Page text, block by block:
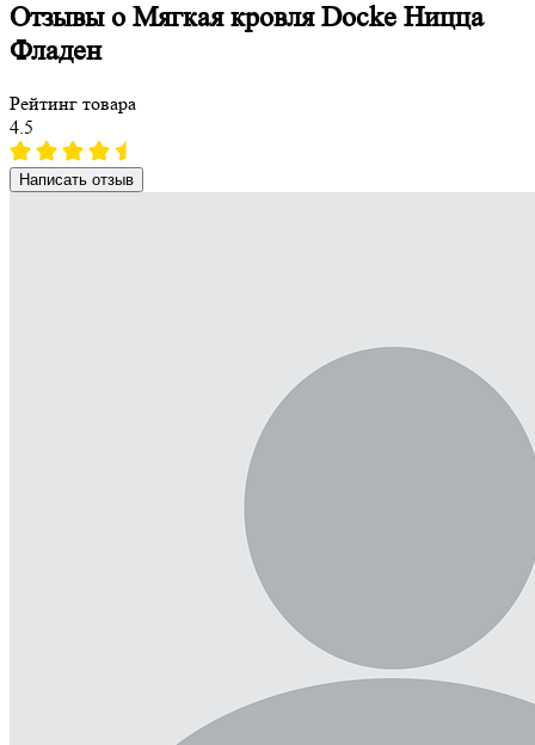
Отзывы о Мягкая кровля Docke Ницца
Фладен
Рейтинг товара
4.5
Написать отзыв
Я даю согласие на обработку моих персональных данных в
соответствии с Федеральным законом № 152-ФЗ. С условиями
и целями обработки ознакомлен(а):
политика конфиденциальности